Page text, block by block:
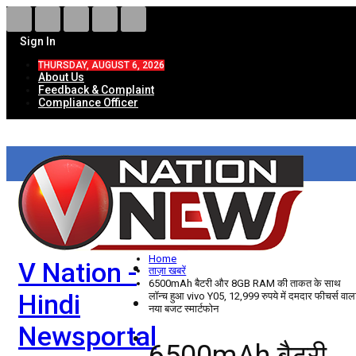
Sign In
THURSDAY, AUGUST 6, 2026
About Us
Feedback & Complaint
Compliance Officer
V Nation -
Hindi
Newsportal
HOME
ताज़ा खबरें
देश
विदेश
राज्य
Home
ताज़ा खबरें
6500mAh बैटरी और 8GB RAM की ताकत के साथ
लॉन्च हुआ vivo Y05, 12,999 रुपये में दमदार फीचर्स
नया बजट स्मार्टफोन